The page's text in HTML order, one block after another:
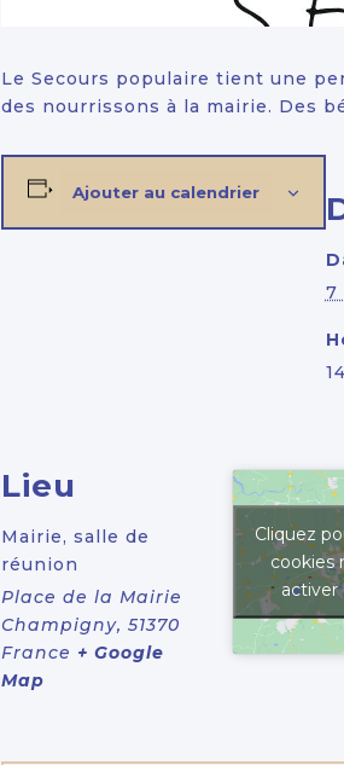
Le Secours populaire tient une
des nourrissons à la mairie. Des
Ajouter au calendrier
7
Lieu
Mairie, salle de
réunion
Place de la Mairie
Champigny, 51370
France + Google
Map
Cliquez
cookies
activer